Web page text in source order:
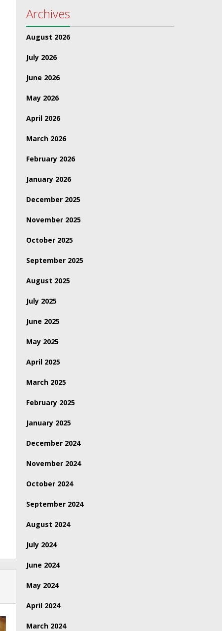
Archives
August 2026
July 2026
June 2026
May 2026
April 2026
March 2026
February 2026
January 2026
December 2025
November 2025
October 2025
September 2025
August 2025
July 2025
June 2025
May 2025
April 2025
March 2025
February 2025
January 2025
December 2024
November 2024
October 2024
September 2024
August 2024
July 2024
June 2024
May 2024
April 2024
March 2024